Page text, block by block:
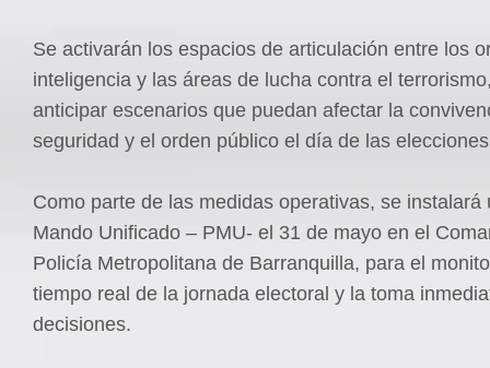
Se activarán los espacios de articulación entre los
inteligencia y las áreas de lucha contra el
anticipar escenarios que puedan afectar la
seguridad y el orden público el día de las
Como parte de las medidas operativas, se instalará
Mando Unificado – PMU- el 31 de mayo en el
Policía Metropolitana de Barranquilla, para el
tiempo real de la jornada electoral y la toma
decisiones.